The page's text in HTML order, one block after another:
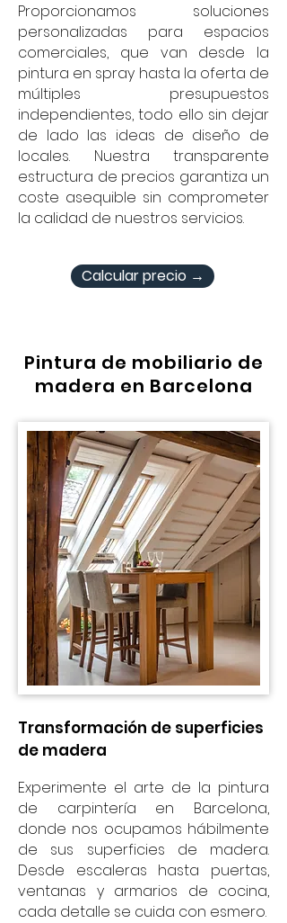
Proporcionamos soluciones
personalizadas para espacios
comerciales, que van desde la
pintura en spray hasta la oferta de
múltiples presupuestos
independientes, todo ello sin dejar
de lado las ideas de diseño de
locales. Nuestra transparente
estructura de precios garantiza un
coste asequible sin comprometer
la calidad de nuestros servicios.
Calcular precio →
Pintura de mobiliario de
madera en Barcelona
Transformación de superficies
de madera
Experimente el arte de la pintura
de carpintería en Barcelona,
donde nos ocupamos hábilmente
de sus superficies de madera.
Desde escaleras hasta puertas,
ventanas y armarios de cocina,
cada detalle se cuida con esmero.